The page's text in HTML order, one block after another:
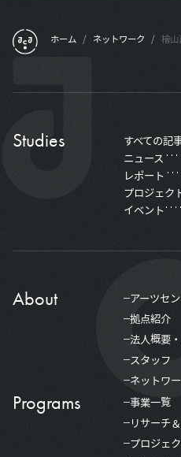
ホーム / ネットワーク / 檜山
Studies すべての記
ニュース
レポート
プロジェク
イベント
About
アーツセ
拠点紹介
法人概要
スタッフ
ネットワ
Programs
事業一覧
リサーチ
プロジェ